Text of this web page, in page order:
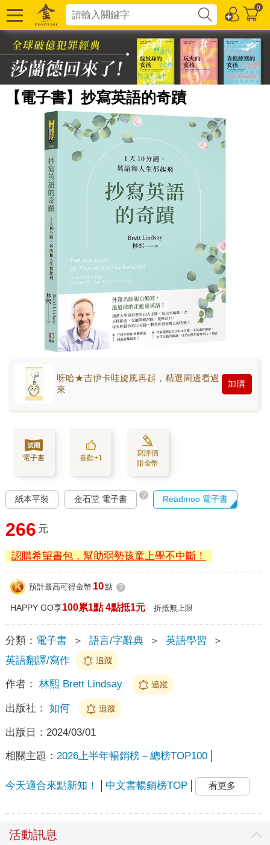
0
【電子書】抄寫英語的奇蹟
呀哈★吉伊卡哇旋風再起，精選周邊看過
來
加購
電子書 喜歡+1
寫評價
賺金幣
紙本平裝 金石堂 電子書 ? Readmoo 電子書
266 元
認購希望書包，幫助弱勢孩童上學不中斷！
預計最高可得金幣 10點 ?
HAPPY GO享100累1點 4點抵1元 折抵無上限
分類： 電子書 ＞ 語言/字辭典 ＞ 英語學習
＞
英語翻譯/寫作
追蹤
作者： 林熙 Brett Lindsay 追蹤
出版社： 如何 追蹤
出版日： 2024/03/01
相關主題： 2026上半年暢銷榜－總榜TOP100
今天適合來點新知！ 中文書暢銷榜TOP 看更多
活動訊息